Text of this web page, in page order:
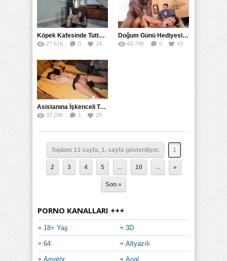
Köpek Kafesinde Tuttuğu Kadını Götten Tırmaladı
27.61K 0 24
Doğum Günü Hediyesi Olarak Zencilerle Grup Sikiş Verdi
60.74K 0 43
Asistanına İşkenceli Tecavüz Eden Hiper Travmatik Sapık Profesör
37.28K 1 25
Toplam 13 sayfa, 1. sayfa gösteriliyor. 1
2 3 4 5 ... 10 ... »
Son »
PORNO KANALLARI +++
18+ Yaş 3D
64 Altyazılı
Amatör Anal